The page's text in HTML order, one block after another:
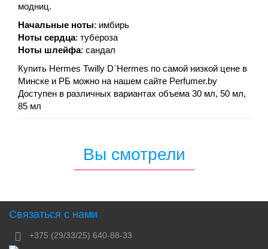
модниц.
Начальные ноты: имбирь
Ноты сердца: тубероза
Ноты шлейфа: сандал
Купить Hermes Twilly D`Hermes по самой низкой цене в
Минске и РБ можно на нашем сайте Perfumer.by
Доступен в различных вариантах объема 30 мл, 50 мл,
85 мл
Вы смотрели
Связаться с нами
+375 (29/33/25) 640-88-33